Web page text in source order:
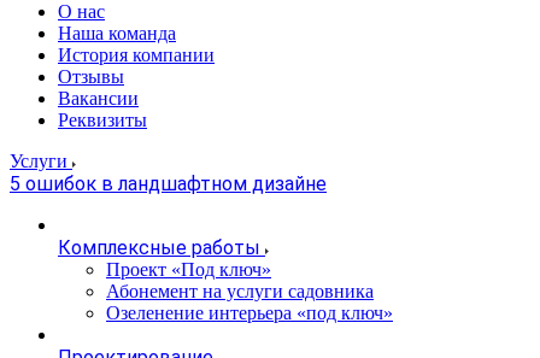
О нас
Наша команда
История компании
Отзывы
Вакансии
Реквизиты
Услуги
5 ошибок в ландшафтном дизайне
Комплексные работы
Проект «Под ключ»
Абонемент на услуги садовника
Озеленение интерьера «под ключ»